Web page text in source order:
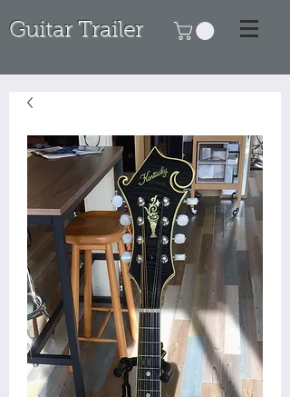
Guitar Trailer